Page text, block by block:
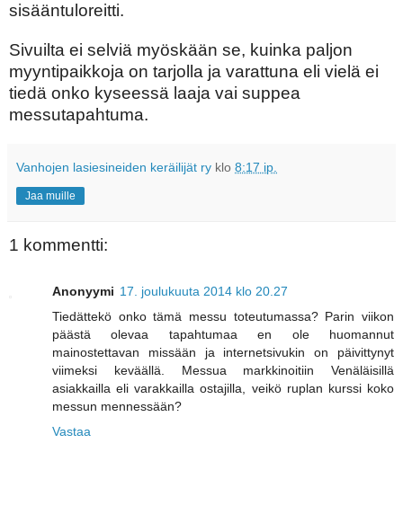
sisääntuloreitti.
Sivuilta ei selviä myöskään se, kuinka paljon
myyntipaikkoja on tarjolla ja varattuna eli vielä ei
tiedä onko kyseessä laaja vai suppea
messutapahtuma.
Vanhojen lasiesineiden keräilijät ry klo 8:17 ip.
Jaa muille
1 kommentti:
Anonyymi 17. joulukuuta 2014 klo 20.27
Tiedättekö onko tämä messu toteutumassa? Parin viikon
päästä olevaa tapahtumaa en ole huomannut
mainostettavan missään ja internetsivukin on päivittynyt
viimeksi keväällä. Messua markkinoitiin Venäläisillä
asiakkailla eli varakkailla ostajilla, veikö ruplan kurssi koko
messun mennessään?
Vastaa